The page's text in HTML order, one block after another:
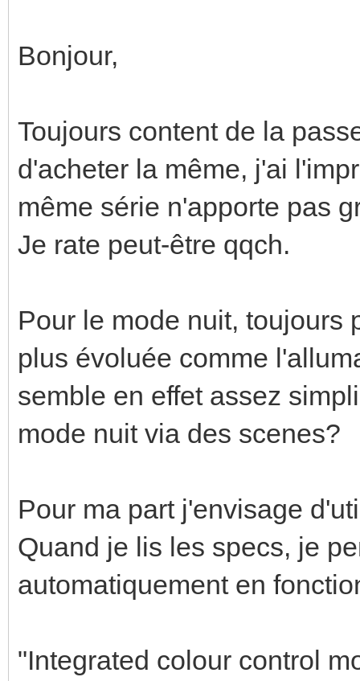
Bonjour,
Toujours content de la
d'acheter la même, j'ai
même série n'apporte pas
Je rate peut-être qqch.
Pour le mode nuit, toujours
plus évoluée comme
semble en effet assez
mode nuit via des scenes?
Pour ma part j'envisage
Quand je lis les specs, je
automatiquement en
"Integrated colour control